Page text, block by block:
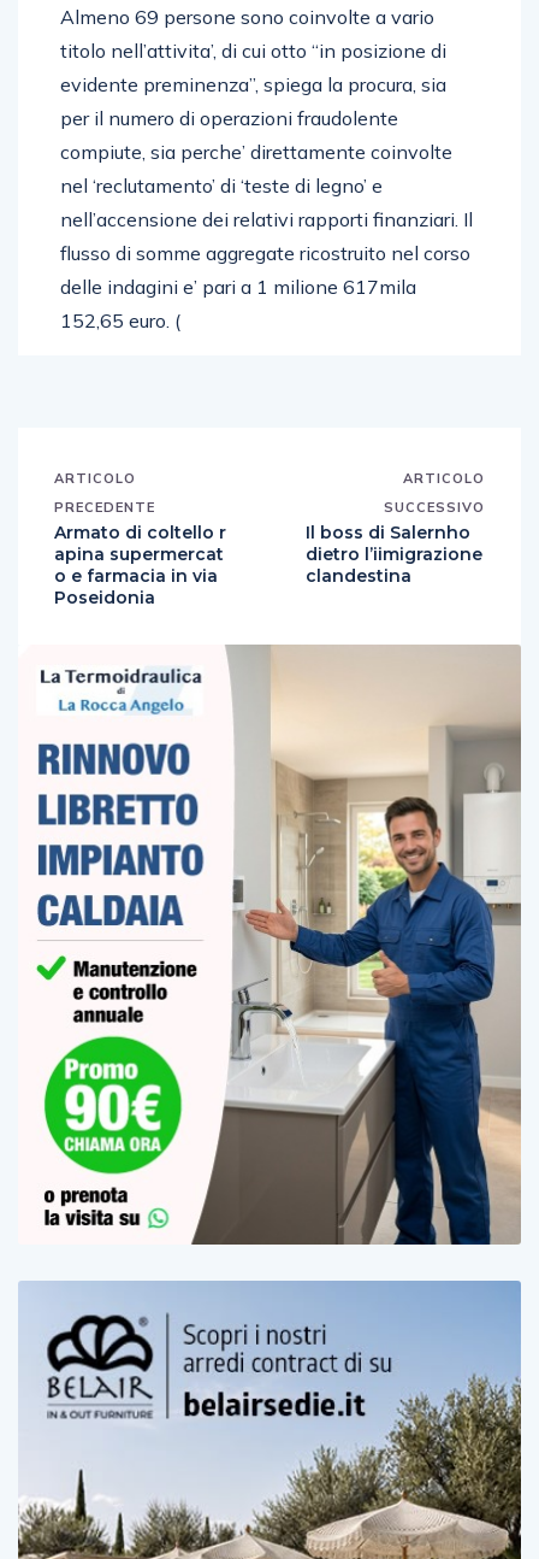
Almeno 69 persone sono coinvolte a vario
titolo nell’attivita’, di cui otto “in posizione di
evidente preminenza”, spiega la procura, sia
per il numero di operazioni fraudolente
compiute, sia perche’ direttamente coinvolte
nel ‘reclutamento’ di ‘teste di legno’ e
nell’accensione dei relativi rapporti finanziari. Il
flusso di somme aggregate ricostruito nel corso
delle indagini e’ pari a 1 milione 617mila
152,65 euro. (
ARTICOLO
PRECEDENTE
Armato di coltello r
apina supermercat
o e farmacia in via
Poseidonia
ARTICOLO
SUCCESSIVO
Il boss di Salernho
dietro l’iimigrazione
clandestina